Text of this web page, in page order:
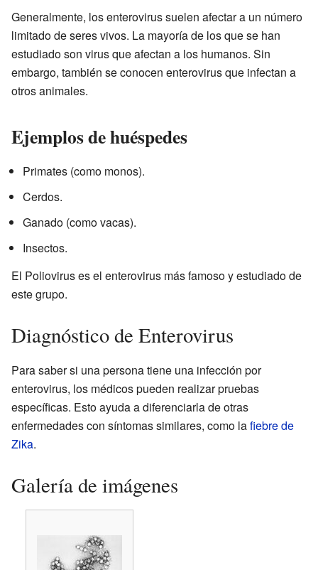
Generalmente, los enterovirus suelen afectar a un número
limitado de seres vivos. La mayoría de los que se han
estudiado son virus que afectan a los humanos. Sin
embargo, también se conocen enterovirus que infectan a
otros animales.
Ejemplos de huéspedes
Primates (como monos).
Cerdos.
Ganado (como vacas).
Insectos.
El Poliovirus es el enterovirus más famoso y estudiado de
este grupo.
Diagnóstico de Enterovirus
Para saber si una persona tiene una infección por
enterovirus, los médicos pueden realizar pruebas
específicas. Esto ayuda a diferenciarla de otras
enfermedades con síntomas similares, como lafiebre de
Zika.
Galería de imágenes